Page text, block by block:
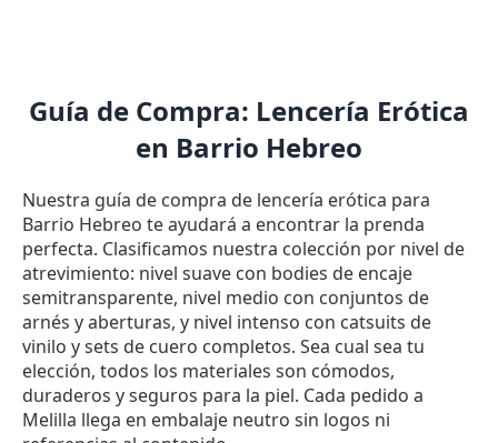
Guía de Compra: Lencería Erótica
en Barrio Hebreo
Nuestra guía de compra de lencería erótica para
Barrio Hebreo te ayudará a encontrar la prenda
perfecta. Clasificamos nuestra colección por nivel de
atrevimiento: nivel suave con bodies de encaje
semitransparente, nivel medio con conjuntos de
arnés y aberturas, y nivel intenso con catsuits de
vinilo y sets de cuero completos. Sea cual sea tu
elección, todos los materiales son cómodos,
duraderos y seguros para la piel. Cada pedido a
Melilla llega en embalaje neutro sin logos ni